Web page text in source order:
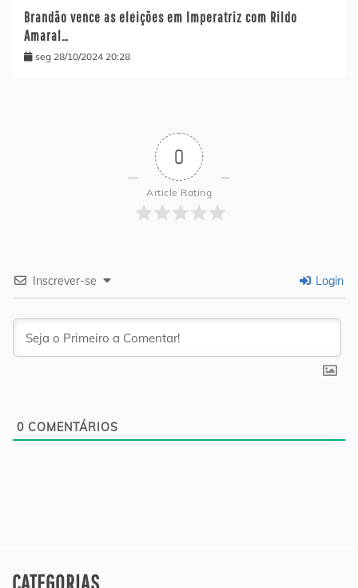
Brandão vence as eleições em Imperatriz com Rildo
Amaral…
seg 28/10/2024 20:28
0
Article Rating
Inscrever-se Login
0 COMENTÁRIOS
CATEGORIAS